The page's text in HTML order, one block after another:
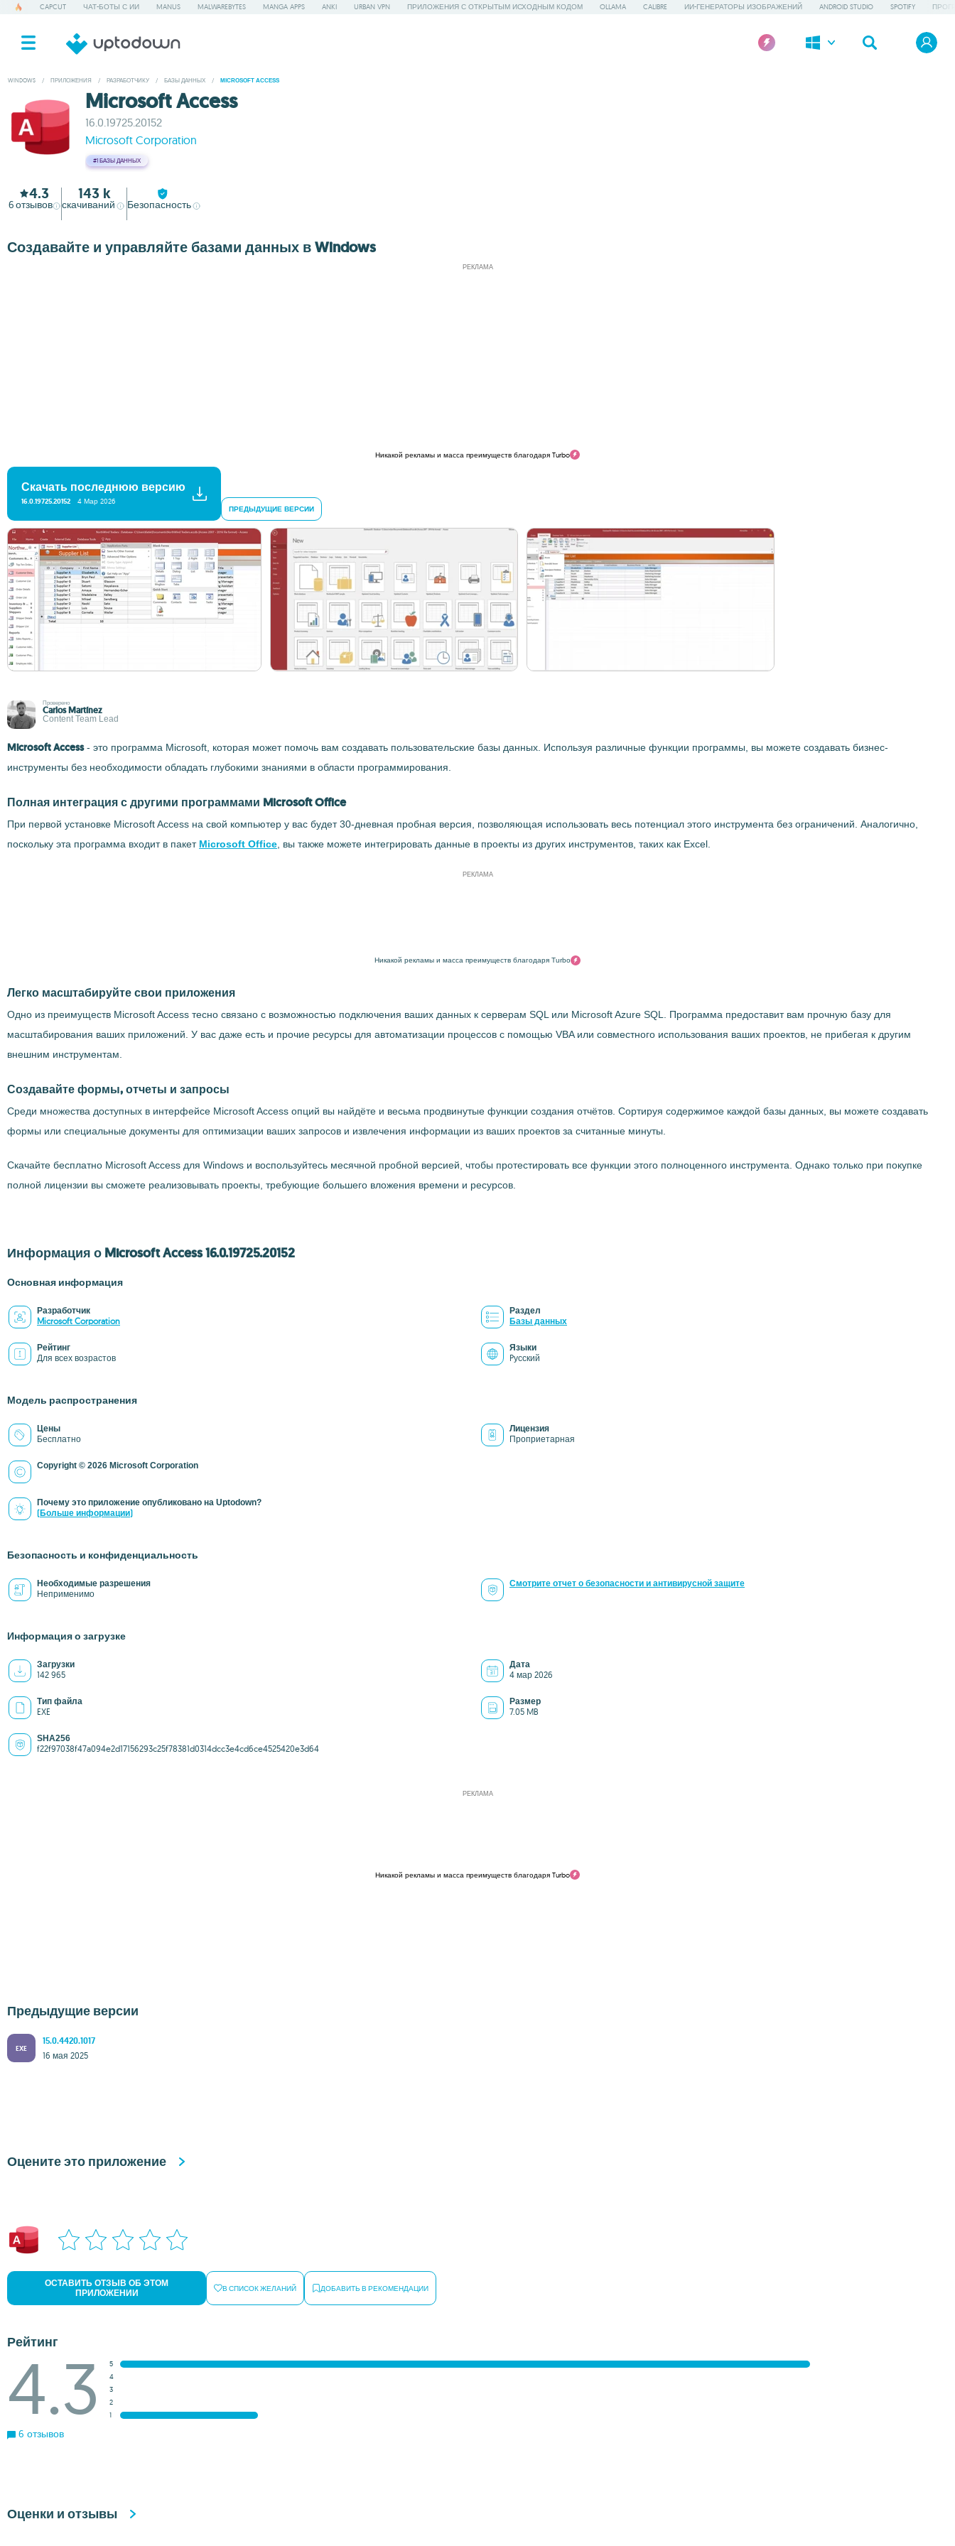
CAPCUT ЧАТ-БОТЫ С ИИ MANUS MALWAREBYTES MANGA APPS ANKI URBAN VPN ПРИЛОЖЕНИЯ С ОТКРЫТЫМ ИСХОДНЫМ КОДОМ OLLAMA CALIBRE ИИ-ГЕНЕРАТОРЫ ИЗОБРАЖЕНИЙ ANDROID STUDIO SPOTIFY
WINDOWS / ПРИЛОЖЕНИЯ / РАЗРАБОТЧИКУ / БАЗЫ ДАННЫХ / MICROSOFT ACCESS
Microsoft Access
16.0.19725.20152
Microsoft Corporation
#1 БАЗЫ ДАННЫХ
4.3
6отзывов
143 k
скачиваний Безопасность
Создавайте и управляйте базами данных в Windows
РЕКЛАМА
Никакой рекламы и масса преимуществ благодаря Turbo
Скачать последнюю версию
16.0.19725.20152 4 Мар 2026
ПРЕДЫДУЩИЕ ВЕРСИИ
Проверено
Carlos Martínez
Content Team Lead
Microsoft Access- это программа Microsoft, которая может помочь вам создавать пользовательские базы данных. Используя различные функции программы, вы можете создавать бизнес-
инструменты без необходимости обладать глубокими знаниями в области программирования.
Полная интеграция с другими программами Microsoft Office
При первой установке Microsoft Access на свой компьютер у вас будет 30-дневная пробная версия, позволяющая использовать весь потенциал этого инструмента без ограничений. Аналогично,
поскольку эта программа входит в пакет Microsoft Office , вы также можете интегрировать данные в проекты из других инструментов, таких как Excel.
РЕКЛАМА
Никакой рекламы и масса преимуществ благодаря Turbo
Легко масштабируйте свои приложения
Одно из преимуществ Microsoft Access тесно связано с возможностью подключения ваших данных к серверам SQL или Microsoft Azure SQL. Программа предоставит вам прочную базу для
масштабирования ваших приложений. У вас даже есть и прочие ресурсы для автоматизации процессов с помощью VBA или совместного использования ваших проектов, не прибегая к другим
внешним инструментам.
Создавайте формы, отчеты и запросы
Среди множества доступных в интерфейсе Microsoft Access опций вы найдёте и весьма продвинутые функции создания отчётов. Сортируя содержимое каждой базы данных, вы можете создавать
формы или специальные документы для оптимизации ваших запросов и извлечения информации из ваших проектов за считанные минуты.
Скачайте бесплатно Microsoft Access для Windows и воспользуйтесь месячной пробной версией, чтобы протестировать все функции этого полноценного инструмента. Однако только при покупке
полной лицензии вы сможете реализовывать проекты, требующие большего вложения времени и ресурсов.
Информация о Microsoft Access 16.0.19725.20152
Основная информация
Разработчик
Microsoft Corporation
Раздел
Базы данных
Рейтинг
Для всех возрастов
Языки
Pусский
Модель распространения
Цены
Бесплатно
Лицензия
Проприетарная
Copyright © 2026 Microsoft Corporation
Почему это приложение опубликовано на Uptodown?
(Больше информации)
Безопасность и конфиденциальность
Необходимые разрешения
Неприменимо
Смотрите отчет о безопасности и антивирусной защите
Информация о загрузке
Загрузки
142 965
Дата
4 мар 2026
Тип файла
EXE
Размер
7.05 MB
SHA256
f22f97038f47a094e2d17156293c25f78381d0314dcc3e4cd6ce4525420e3d64
РЕКЛАМА
Никакой рекламы и масса преимуществ благодаря Turbo
Предыдущие версии
EXE
15.0.4420.1017
16 мая 2025
Оцените это приложение
ОСТАВИТЬ ОТЗЫВ ОБ ЭТОМ
ПРИЛОЖЕНИИ
В СПИСОК ЖЕЛАНИЙ ДОБАВИТЬ В РЕКОМЕНДАЦИИ
Рейтинг
4.3
5
4
3
2
1
6 отзывов
Оценки и отзывы